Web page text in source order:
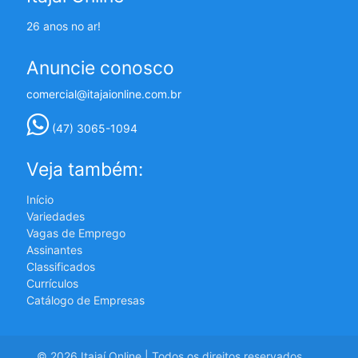
26 anos no ar!
Anuncie conosco
comercial@itajaionline.com.br
(47) 3065-1094
Veja também:
Início
Variedades
Vagas de Emprego
Assinantes
Classificados
Currículos
Catálogo de Empresas